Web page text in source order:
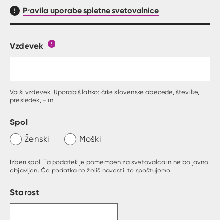
Pravila uporabe spletne svetovalnice
Obrazec, kjer lahko zastaviš vprašanje
Vzdevek
Vpiši vzdevek. Uporabiš lahko: črke slovenske abecede, številke,
presledek, - in _
Spol
Ženski Moški
Izberi spol. Ta podatek je pomemben za svetovalca in ne bo javno
objavljen. Če podatka ne želiš navesti, to spoštujemo.
Starost